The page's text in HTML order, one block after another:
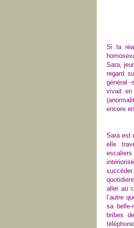
Si la
Sara,
regard
général -
vivait
encore
Sara est
elle
succéder
aller au
l’autre
sa
bribes